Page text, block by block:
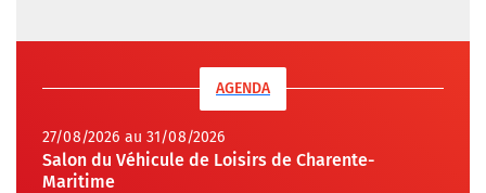
AGENDA
27/08/2026 au 31/08/2026
Salon du Véhicule de Loisirs de Charente-
Maritime